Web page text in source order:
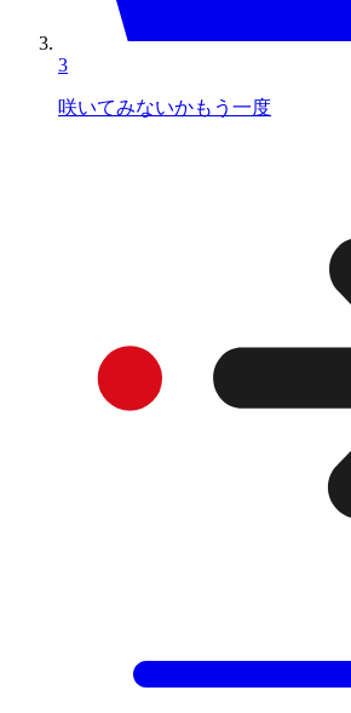
3
咲いてみないかもう一度